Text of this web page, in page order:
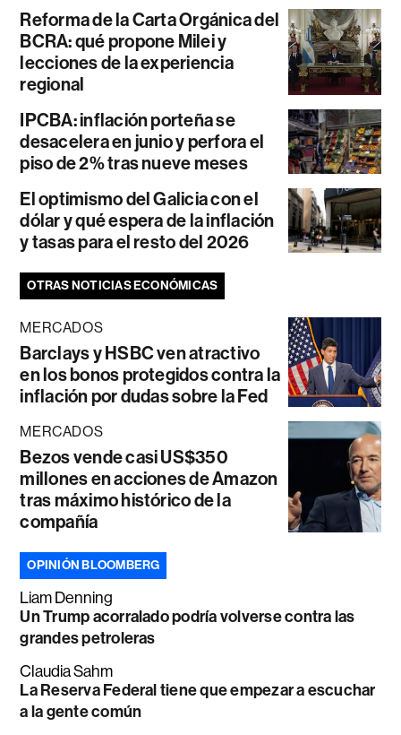
Reforma de la Carta Orgánica del
BCRA: qué propone Milei y
lecciones de la experiencia
regional
IPCBA: inflación porteña se
desacelera en junio y perfora el
piso de 2% tras nueve meses
El optimismo del Galicia con el
dólar y qué espera de la inflación
y tasas para el resto del 2026
OTRAS NOTICIAS ECONÓMICAS
MERCADOS
Barclays y HSBC ven atractivo
en los bonos protegidos contra la
inflación por dudas sobre la Fed
MERCADOS
Bezos vende casi US$350
millones en acciones de Amazon
tras máximo histórico de la
compañía
OPINIÓN BLOOMBERG
Liam Denning
Un Trump acorralado podría volverse contra las
grandes petroleras
Claudia Sahm
La Reserva Federal tiene que empezar a escuchar
a la gente común